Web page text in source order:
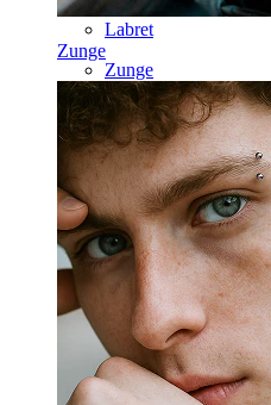
Zunge
Labret
Zunge
Nase
Tragus
Barbell
Rook
Daith
Hufeisen
Ring
Werkzeuge